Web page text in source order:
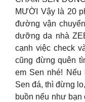
MƯỜI Vậy là 20
đường vận
dưỡng da nhà
cạnh việc check
cũng đừng quên
em Sen nhé! Nếu
Sen đá, thì đừng
buồn nếu như